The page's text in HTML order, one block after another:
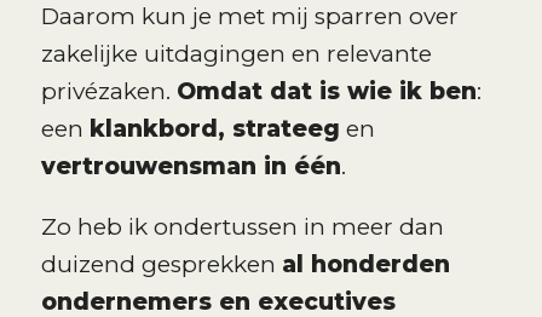
Daarom kun je met mij sparren over
zakelijke uitdagingen en relevante
privézaken. Omdat dat is wie ik ben:
een klankbord, strateeg en
vertrouwensman in één.
Zo heb ik ondertussen in meer dan
duizend gesprekken al honderden
ondernemers en executives